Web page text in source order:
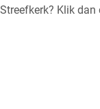
Klik dan